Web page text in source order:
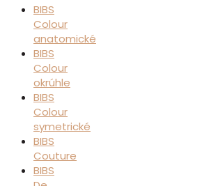
BIBS
Colour
anatomické
BIBS
Colour
okrúhle
BIBS
Colour
symetrické
BIBS
Couture
BIBS